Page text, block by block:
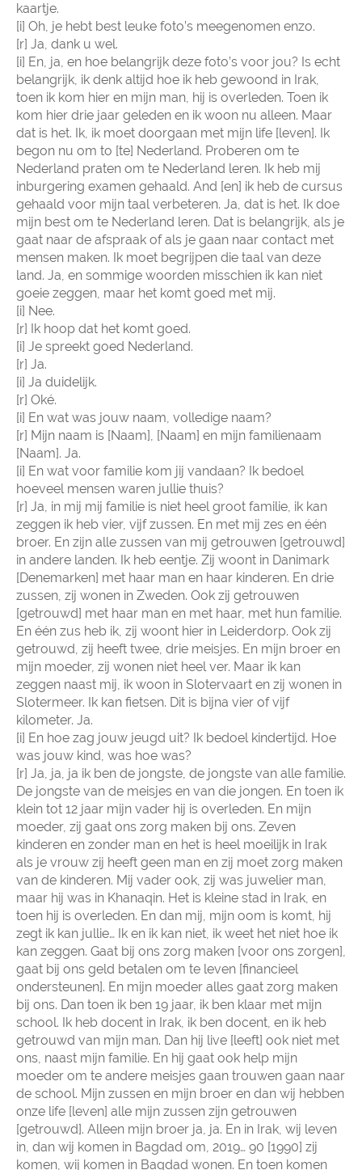
kaartje.
[i] Oh, je hebt best leuke foto’s meegenomen enzo.
[r] Ja, dank u wel.
[i] En, ja, en hoe belangrijk deze foto’s voor jou? Is echt
belangrijk, ik denk altijd hoe ik heb gewoond in Irak,
toen ik kom hier en mijn man, hij is overleden. Toen ik
kom hier drie jaar geleden en ik woon nu alleen. Maar
dat is het. Ik, ik moet doorgaan met mijn life [leven]. Ik
begon nu om to [te] Nederland. Proberen om te
Nederland praten om te Nederland leren. Ik heb mij
inburgering examen gehaald. And [en] ik heb de cursus
gehaald voor mijn taal verbeteren. Ja, dat is het. Ik doe
mijn best om te Nederland leren. Dat is belangrijk, als je
gaat naar de afspraak of als je gaan naar contact met
mensen maken. Ik moet begrijpen die taal van deze
land. Ja, en sommige woorden misschien ik kan niet
goeie zeggen, maar het komt goed met mij.
[i] Nee.
[r] Ik hoop dat het komt goed.
[i] Je spreekt goed Nederland.
[r] Ja.
[i] Ja duidelijk.
[r] Oké.
[i] En wat was jouw naam, volledige naam?
[r] Mijn naam is [Naam], [Naam] en mijn familienaam
[Naam]. Ja.
[i] En wat voor familie kom jij vandaan? Ik bedoel
hoeveel mensen waren jullie thuis?
[r] Ja, in mij mij familie is niet heel groot familie, ik kan
zeggen ik heb vier, vijf zussen. En met mij zes en één
broer. En zijn alle zussen van mij getrouwen [getrouwd]
in andere landen. Ik heb eentje. Zij woont in Danimark
[Denemarken] met haar man en haar kinderen. En drie
zussen, zij wonen in Zweden. Ook zij getrouwen
[getrouwd] met haar man en met haar, met hun familie.
En één zus heb ik, zij woont hier in Leiderdorp. Ook zij
getrouwd, zij heeft twee, drie meisjes. En mijn broer en
mijn moeder, zij wonen niet heel ver. Maar ik kan
zeggen naast mij, ik woon in Slotervaart en zij wonen in
Slotermeer. Ik kan fietsen. Dit is bijna vier of vijf
kilometer. Ja.
[i] En hoe zag jouw jeugd uit? Ik bedoel kindertijd. Hoe
was jouw kind, was hoe was?
[r] Ja, ja, ja ik ben de jongste, de jongste van alle familie.
De jongste van de meisjes en van die jongen. En toen ik
klein tot 12 jaar mijn vader hij is overleden. En mijn
moeder, zij gaat ons zorg maken bij ons. Zeven
kinderen en zonder man en het is heel moeilijk in Irak
als je vrouw zij heeft geen man en zij moet zorg maken
van de kinderen. Mij vader ook, zij was juwelier man,
maar hij was in Khanaqin. Het is kleine stad in Irak, en
toen hij is overleden. En dan mij, mijn oom is komt, hij
zegt ik kan jullie… Ik en ik kan niet, ik weet het niet hoe ik
kan zeggen. Gaat bij ons zorg maken [voor ons zorgen],
gaat bij ons geld betalen om te leven [financieel
ondersteunen]. En mijn moeder alles gaat zorg maken
bij ons. Dan toen ik ben 19 jaar, ik ben klaar met mijn
school. Ik heb docent in Irak, ik ben docent, en ik heb
getrouwd van mijn man. Dan hij live [leeft] ook niet met
ons, naast mijn familie. En hij gaat ook help mijn
moeder om te andere meisjes gaan trouwen gaan naar
de school. Mijn zussen en mijn broer en dan wij hebben
onze life [leven] alle mijn zussen zijn getrouwen
[getrouwd]. Alleen mijn broer ja, ja. En in Irak, wij leven
in, dan wij komen in Bagdad om, 2019… 90 [1990] zij
komen, wij komen in Bagdad wonen. En toen komen